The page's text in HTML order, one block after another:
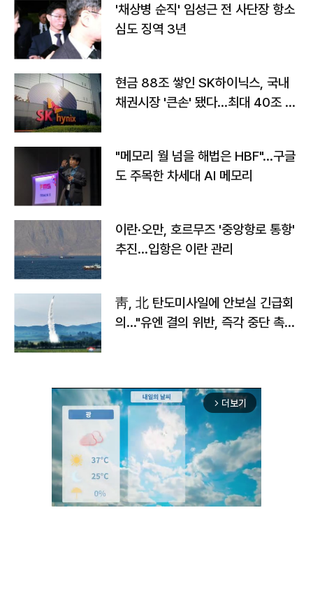
'채상병 순직' 임성근 전 사단장 항소
심도 징역 3년
현금 88조 쌓인 SK하이닉스, 국내
채권시장 '큰손' 됐다…최대 40조 투
"메모리 월 넘을 해법은 HBF"…구글
도 주목한 차세대 AI 메모리
이란·오만, 호르무즈 '중앙항로 통항'
추진…입항은 이란 관리
靑, 北 탄도미사일에 안보실 긴급회
의…"유엔 결의 위반, 즉각 중단 촉
arrow_forward_ios 더보기